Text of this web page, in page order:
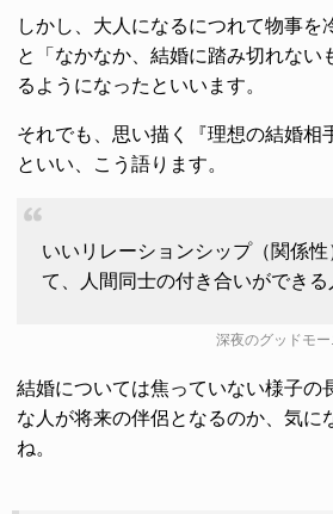
しかし、大人になるにつれて物事を
と「なかなか、結婚に踏み切れない
るようになったといいます。
それでも、思い描く『理想の結婚相
といい、こう語ります。
いいリレーションシップ（関係
て、人間同士の付き合いができる
深夜のグッドモ
結婚については焦っていない様子の
な人が将来の伴侶となるのか、気に
ね。